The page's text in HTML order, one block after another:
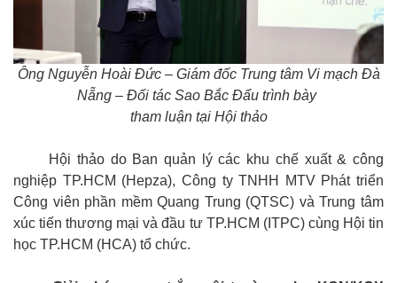
Ông Nguyễn Hoài Đức – Giám đốc Trung tâm Vi mạch Đà
Nẵng – Đối tác Sao Bắc Đẩu trình bày
tham luận tại Hội thảo
Hội thảo do Ban quản lý các khu chế xuất & công
nghiệp TP.HCM (Hepza), Công ty TNHH MTV Phát triển
Công viên phần mềm Quang Trung (QTSC) và Trung tâm
xúc tiến thương mại và đầu tư TP.HCM (ITPC) cùng Hội tin
học TP.HCM (HCA) tổ chức.